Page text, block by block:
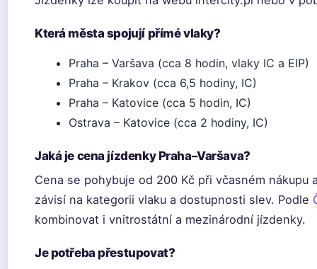
Která města spojují přímé vlaky?
Praha – Varšava (cca 8 hodin, vlaky IC a EIP)
Praha – Krakov (cca 6,5 hodiny, IC)
Praha – Katovice (cca 5 hodin, IC)
Ostrava – Katovice (cca 2 hodiny, IC)
Jaká je cena jízdenky Praha–Varšava?
Cena se pohybuje od 200 Kč při včasném nákupu
závisí na kategorii vlaku a dostupnosti slev. Podle
kombinovat i vnitrostátní a mezinárodní jízdenky.
Je potřeba přestupovat?